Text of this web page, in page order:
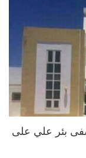
بئر علي على